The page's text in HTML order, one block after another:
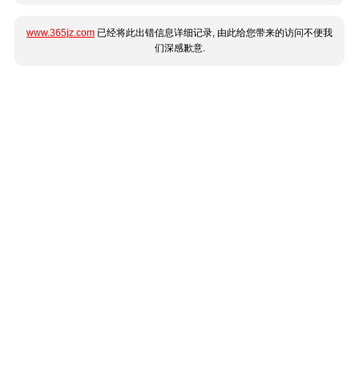
www.365jz.com 已经将此出错信息详细记录, 由此给您带来的访问不便我
们深感歉意.